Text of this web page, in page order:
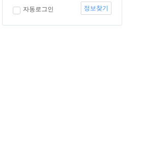
자동로그인 정보찾기